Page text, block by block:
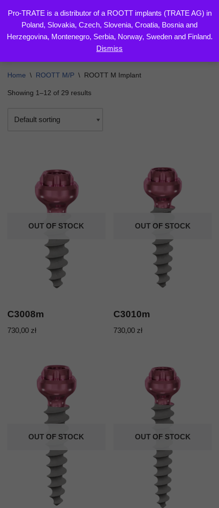
Pro-TRATE is a distributor of a ROOTT implants (TRATE AG) in
Poland, Slovakia, Czech, Slovenia, Croatia, Bosnia and
Herzegovina, Montenegro, Serbia, Norway, Sweden and Finland.
Dismiss
to
Home \ ROOTT M/P \ ROOTT M Implant
Showing 1–12 of 29 results
OUT OF STOCK
C3008m
730,00 zł
OUT OF STOCK
C3010m
730,00 zł
OUT OF STOCK OUT OF STOCK